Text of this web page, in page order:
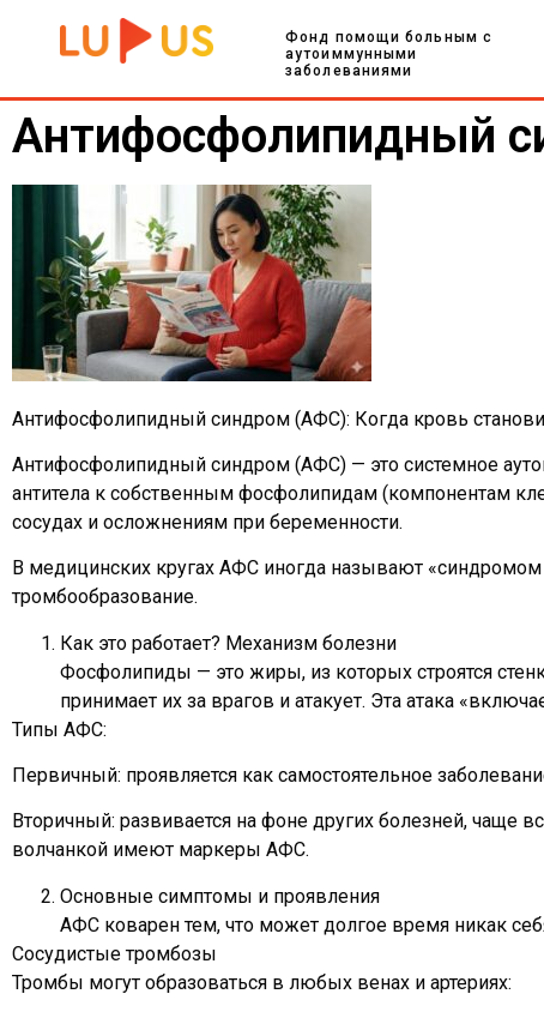
Фонд помощи больным с
аутоиммунными
заболеваниями
Антифосфолипидный
Антифосфолипидный синдром (АФС): Когда кровь
Антифосфолипидный синдром (АФС) — это системное
антитела к собственным фосфолипидам (компонентам
сосудах и осложнениям при беременности.
В медицинских кругах АФС иногда называют «синдромом
тромбообразование.
Как это работает? Механизм болезни
Фосфолипиды — это жиры, из которых строятся
принимает их за врагов и атакует. Эта атака
Типы АФС:
Первичный: проявляется как самостоятельное
Вторичный: развивается на фоне других болезней, чаще
волчанкой имеют маркеры АФС.
Основные симптомы и проявления
АФС коварен тем, что может долгое время никак
Сосудистые тромбозы
Тромбы могут образоваться в любых венах и артериях: